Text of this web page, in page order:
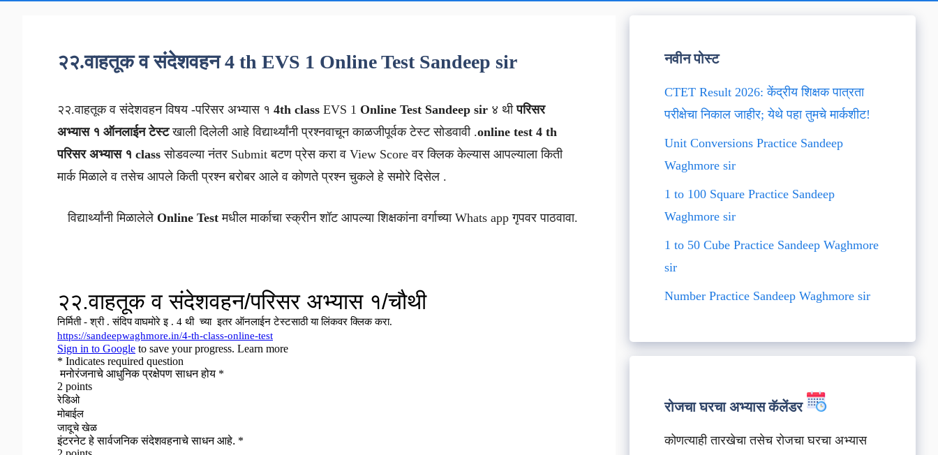
२२.वाहतूक व संदेशवहन 4 th EVS 1 Online Test Sandeep sir
२२.वाहतूक व संदेशवहन विषय -परिसर अभ्यास १ 4th class EVS 1 Online Test Sandeep sir ४ थीपरिसर
अभ्यास १ ऑनलाईन टेस्टखाली दिलेली आहे विद्यार्थ्यांनी प्रश्नवाचून काळजीपूर्वक टेस्ट सोडवावी .online test 4 th
परिसर अभ्यास १ class सोडवल्या नंतर Submit बटण प्रेस करा व View Score वर क्लिक केल्यास आपल्याला किती
मार्क मिळाले व तसेच आपले किती प्रश्न बरोबर आले व कोणते प्रश्न चुकले हे समोरे दिसेल .
विद्यार्थ्यांनी मिळालेले Online Test मधील मार्काचा स्क्रीन शॉट आपल्या शिक्षकांना वर्गाच्या Whats app गृपवर पाठवावा.
नवीन पोस्ट
CTET Result 2026: केंद्रीय शिक्षक पात्रता
परीक्षेचा निकाल जाहीर; येथे पहा तुमचे मार्कशीट!
Unit Conversions Practice Sandeep
Waghmore sir
1 to 100 Square Practice Sandeep
Waghmore sir
1 to 50 Cube Practice Sandeep Waghmore
sir
Number Practice Sandeep Waghmore sir
रोजचा घरचा अभ्यास कॅलेंडर
कोणत्याही तारखेचा तसेच रोजचा घरचा अभ्यास